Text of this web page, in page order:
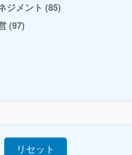
ジメント (85)
(97)